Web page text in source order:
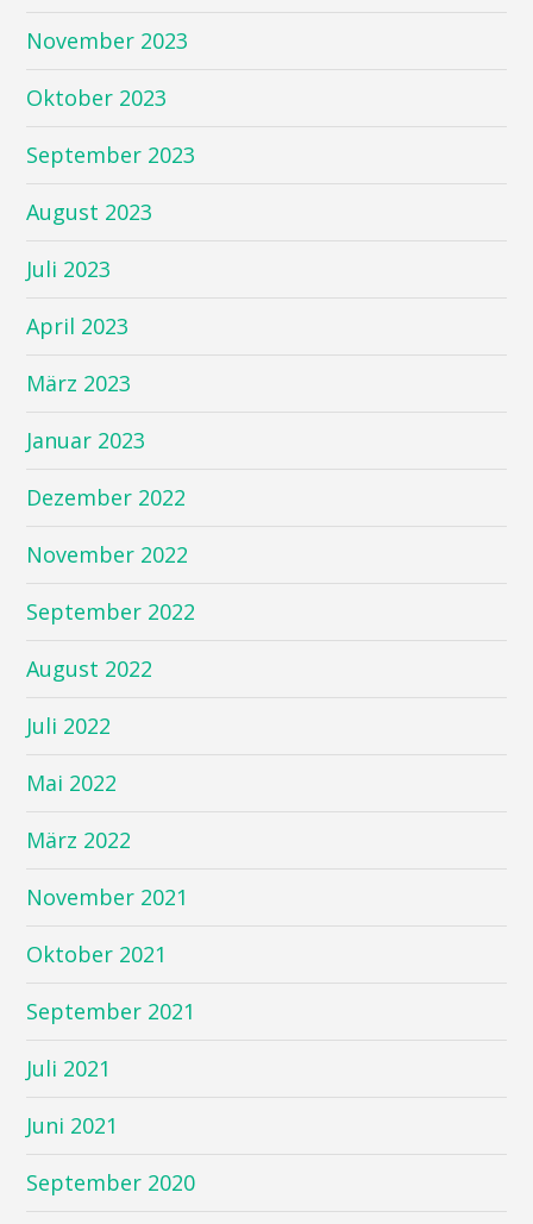
November 2023
Oktober 2023
September 2023
August 2023
Juli 2023
April 2023
März 2023
Januar 2023
Dezember 2022
November 2022
September 2022
August 2022
Juli 2022
Mai 2022
März 2022
November 2021
Oktober 2021
September 2021
Juli 2021
Juni 2021
September 2020